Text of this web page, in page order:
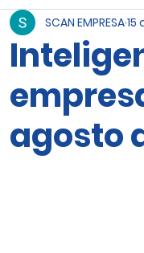
agosto
SCAN EMPRESA15